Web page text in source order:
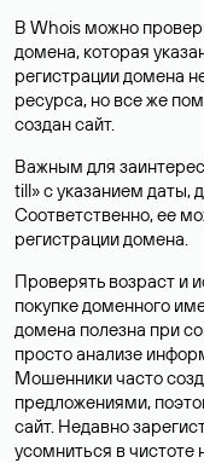
В Whois можно
домена, которая
регистрации домена
ресурса, но все же
создан сайт.
Важным для
till» с указанием даты,
Соответственно, ее
регистрации домена.
Проверять возраст и
покупке доменного
домена полезна при
просто анализе
Мошенники часто
предложениями,
сайт. Недавно
усомниться в